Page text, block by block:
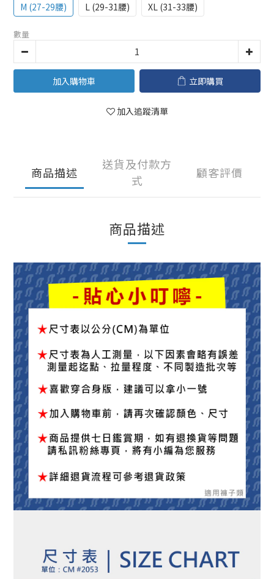
M (27-29腰) L (29-31腰) XL (31-33腰)
數量
加入購物車 立即購買
加入追蹤清單
商品描述
送貨及付款方
式
顧客評價
商品描述